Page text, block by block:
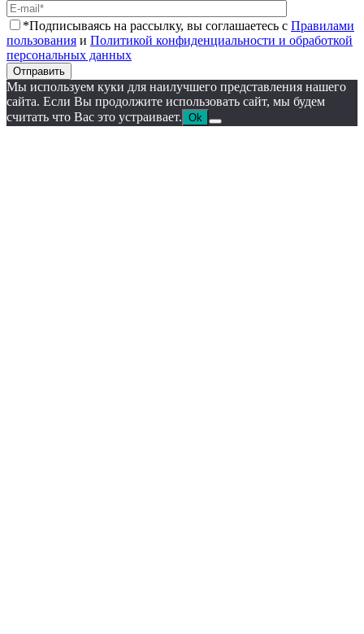
*Подписываясь на рассылку, вы соглашаетесь с Правилами
пользования и Политикой конфиденциальности и обработкой
персональных данных
Отправить
Мы используем куки для наилучшего представления нашего
сайта. Если Вы продолжите использовать сайт, мы будем
считать что Вас это устраивает. Ok